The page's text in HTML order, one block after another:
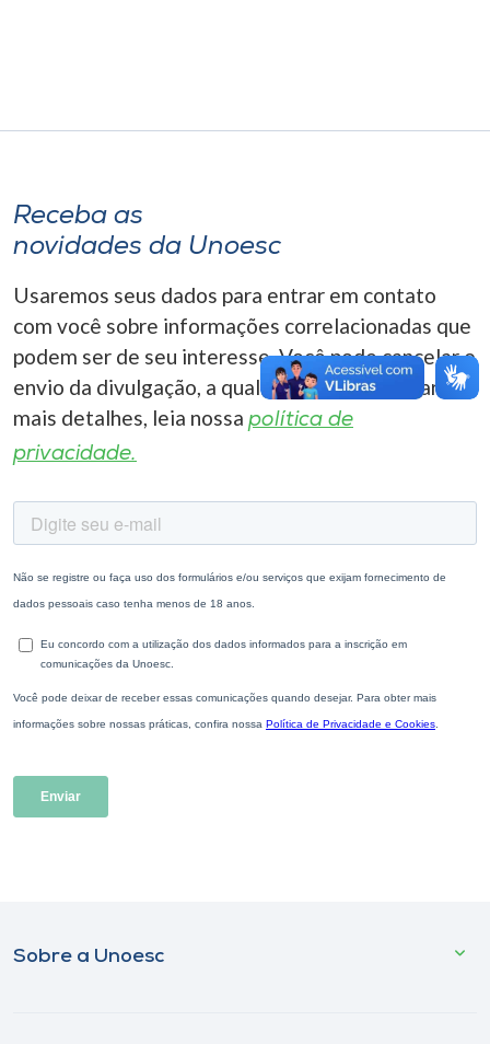
o idioma
A-
Receba as
novidades da Unoesc
Usaremos seus dados para entrar em contato
com você sobre informações correlacionadas que
podem ser de seu interesse. Você pode cancelar o
envio da divulgação, a qualquer momento. Para
mais detalhes, leia nossa política de
privacidade.
Sobre a Unoesc